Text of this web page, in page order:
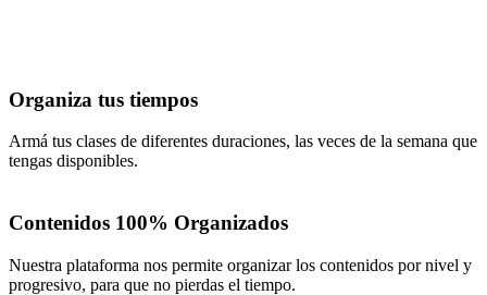
Organiza tus tiempos
Armá tus clases de diferentes duraciones, las veces de la semana que
tengas disponibles.
Contenidos 100% Organizados
Nuestra plataforma nos permite organizar los contenidos por nivel y
progresivo, para que no pierdas el tiempo.